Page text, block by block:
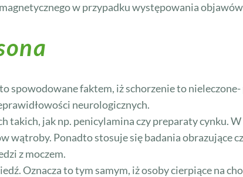
w przypadku występowania
spowodowane faktem, iż schorzenie to
neurologicznych.
takich, jak np. penicylamina czy preparaty cynku.
Ponadto stosuje się badania obrazujące
z moczem.
Oznacza to tym samym, iż osoby cierpiące na